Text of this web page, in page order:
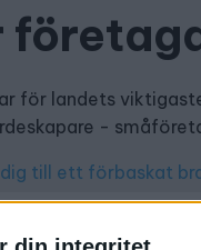
för landets
-
till ett förbaskat